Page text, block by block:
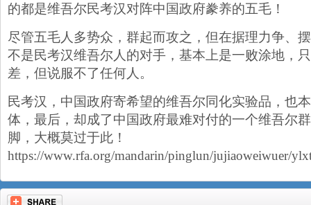
的都是维吾尔民考汉对阵中国政府豢养的五毛！
尽管五毛人多势众，群起而攻之，但在据理力争、
不是民考汉维吾尔人的对手，基本上是一败涂地，
差，但说服不了任何人。
民考汉，中国政府寄希望的维吾尔同化实验品，也
体，最后，却成了中国政府最难对付的一个维吾尔
脚，大概莫过于此！
https://www.rfa.org/mandarin/pinglun/jujiaoweiwuer/